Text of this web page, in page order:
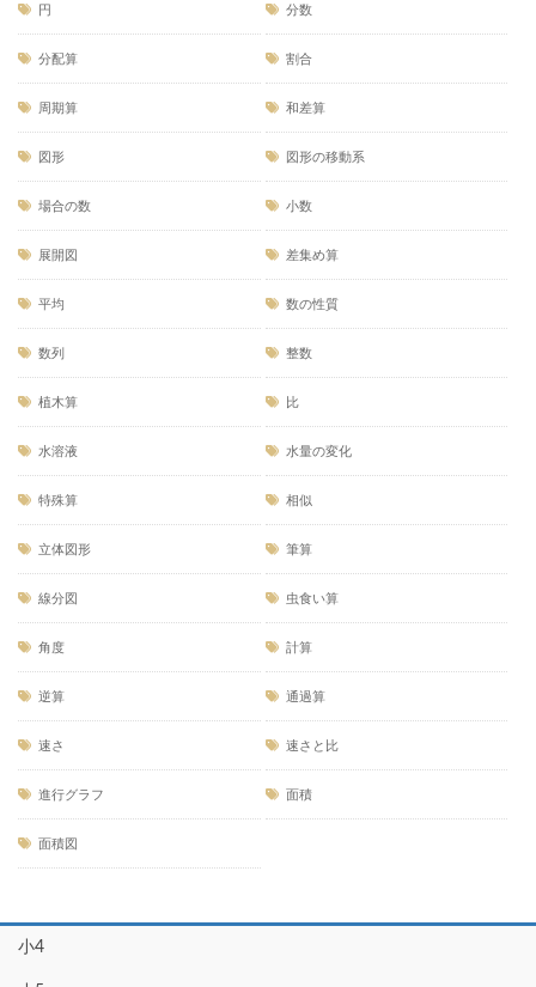
円 分数
分配算 割合
周期算 和差算
図形 図形の移動系
場合の数 小数
展開図 差集め算
平均 数の性質
数列 整数
植木算 比
水溶液 水量の変化
特殊算 相似
立体図形 筆算
線分図 虫食い算
角度 計算
逆算 通過算
速さ 速さと比
進行グラフ 面積
面積図
小4